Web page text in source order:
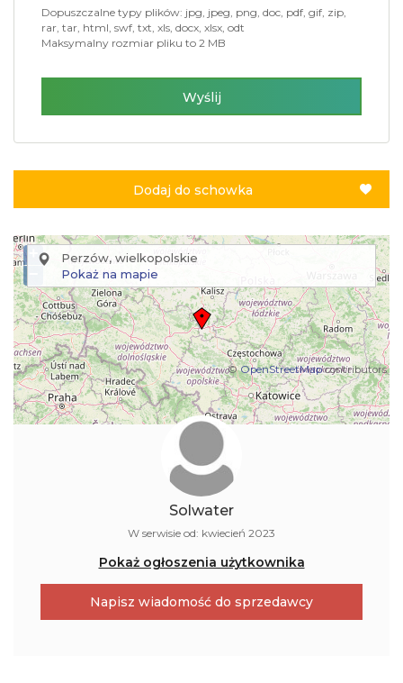
Dopuszczalne typy plików: jpg, jpeg, png, doc, pdf, gif, zip,
rar, tar, html, swf, txt, xls, docx, xlsx, odt
Maksymalny rozmiar pliku to 2 MB
Wyślij
Dodaj do schowka
©OpenStreetMapcontributors
Perzów, wielkopolskie
Pokaż na mapie
Solwater
W serwisie od: kwiecień 2023
Pokaż ogłoszenia użytkownika
Napisz wiadomość do sprzedawcy